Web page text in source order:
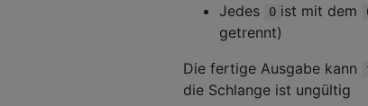
Jedes 0 ist mit dem
getrennt)
Die fertige Ausgabe kann
die Schlange ist ungültig